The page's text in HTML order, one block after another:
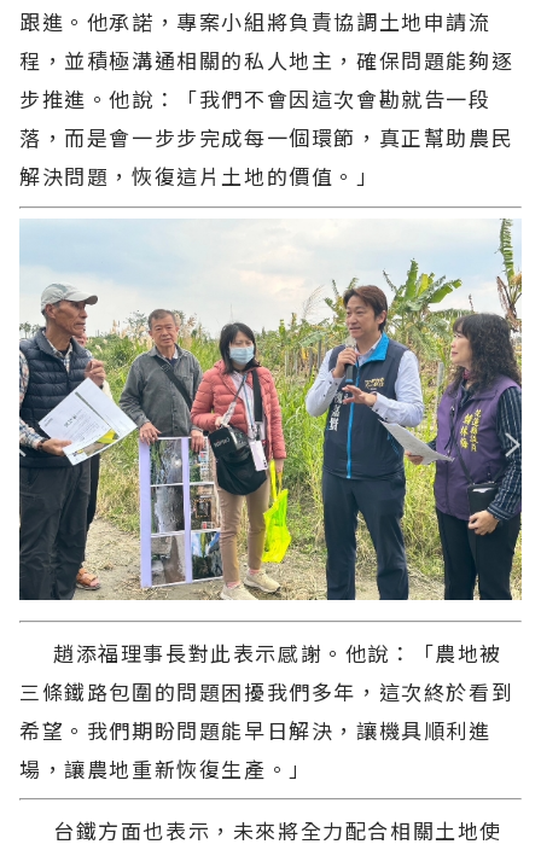
跟進。他承諾，專案小組將負責協調土地申請流
程，並積極溝通相關的私人地主，確保問題能夠逐
步推進。他說：「我們不會因這次會勘就告一段
落，而是會一步步完成每一個環節，真正幫助農民
解決問題，恢復這片土地的價值。」
趙添福理事長對此表示感謝。他說：「農地被
三條鐵路包圍的問題困擾我們多年，這次終於看到
希望。我們期盼問題能早日解決，讓機具順利進
場，讓農地重新恢復生產。」
台鐵方面也表示，未來將全力配合相關土地使